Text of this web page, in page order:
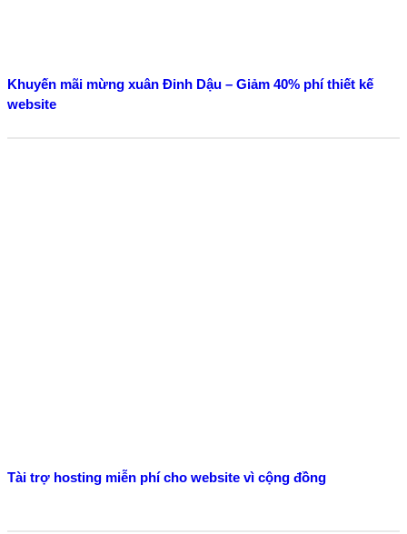
Khuyến mãi mừng xuân Đinh Dậu – Giảm 40% phí thiết kế
website
Tài trợ hosting miễn phí cho website vì cộng đồng